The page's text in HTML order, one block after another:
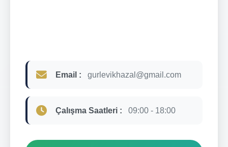
Email : gurlevikhazal@gmail.com
Çalışma Saatleri : 09:00 - 18:00